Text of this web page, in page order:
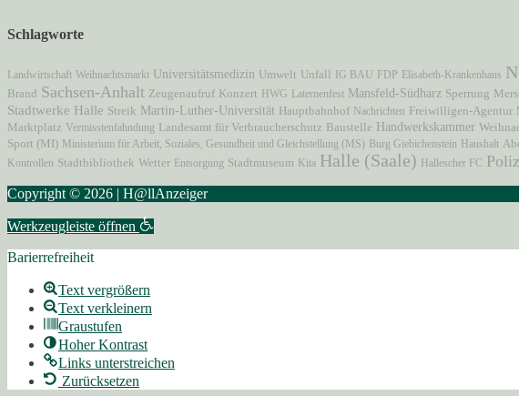
Schlagworte
Landwirtschaft Weihnachtsmarkt Universitätsmedizin Umwelt Unfall IG BAU FDP Elisabeth-Krankenhaus
Brand Sachsen-Anhalt Zeugenaufruf Konzert HWG Laternenfest Mansfeld-Südharz Sperrung
Stadtwerke Halle Streik Martin-Luther-Universität Hauptbahnhof Nachrichten Freiwilligen-Agentur
Marktplatz Vermisstenfahndung Landesamt für Verbraucherschutz Baustelle Handwerkskammer
Sport (MI) Ministerium für Arbeit, Soziales, Gesundheit und Gleichstellung (MS) Burg Giebichenstein Haushalt
Kontrollen Stadtbibliothek Wetter Entsorgung Stadtmuseum Kita Halle (Saale) Hallescher FC
Copyright © 2026 | H@llAnzeiger
Werkzeugleiste öffnen
Barierrefreiheit
Text vergrößern
Text verkleinern
Graustufen
Hoher Kontrast
Links unterstreichen
Zurücksetzen